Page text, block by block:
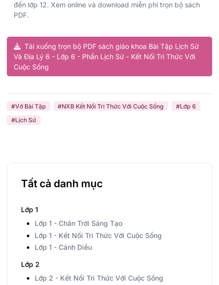
Tải xuống trọn bộ PDF sách giáo khoa Bài Tập Lịch Sử
Và Địa Lý 6 - Lớp 6 - Phần Lịch Sử - Kết Nối Tri Thức Với
Cuộc Sống
#Vở Bài Tập #NXB Kết Nối Tri Thức Với Cuộc Sống
#Lớp 6
#Lịch Sử
Tất cả danh mục
Lớp 1
Lớp 1 - Chân Trời Sáng Tạo
Lớp 1 - Kết Nối Tri Thức Với Cuộc Sống
Lớp 1 - Cánh Diều
Lớp 2
Lớp 2 - Kết Nối Tri Thức Với Cuộc Sống